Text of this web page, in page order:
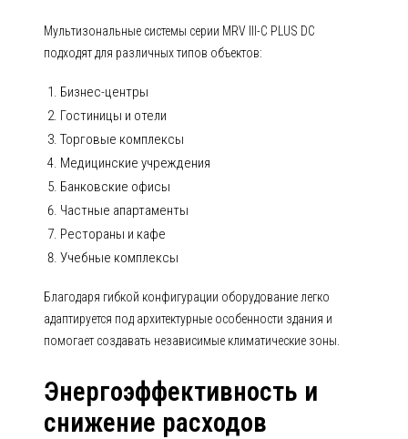
Мультизональные системы серии MRV III-C PLUS DC
подходят для различных типов объектов:
Бизнес-центры
Гостиницы и отели
Торговые комплексы
Медицинские учреждения
Банковские офисы
Частные апартаменты
Рестораны и кафе
Учебные комплексы
Благодаря гибкой конфигурации оборудование легко
адаптируется под архитектурные особенности здания и
помогает создавать независимые климатические зоны.
Энергоэффективность и
снижение расходов